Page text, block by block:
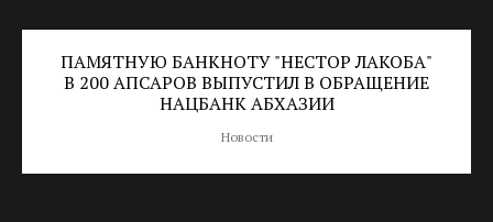
ПАМЯТНУЮ БАНКНОТУ "НЕСТОР ЛАКОБА"
В 200 АПСАРОВ ВЫПУСТИЛ В ОБРАЩЕНИЕ
НАЦБАНК АБХАЗИИ
Новости